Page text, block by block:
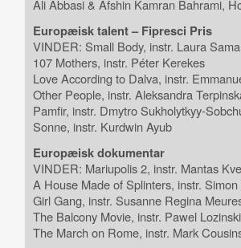
Ali Abbasi & Afshin Kamran Bahrami,
Europæisk talent – Fipresci Pris
VINDER: Small Body, instr. Laura
107 Mothers, instr. Péter Kerekes
Love According to Dalva, instr.
Other People, instr. Aleksandra
Pamfir, instr. Dmytro Sukholytkyy-
Sonne, instr. Kurdwin Ayub
Europæisk dokumentar
VINDER: Mariupolis 2, instr. Mantas
A House Made of Splinters, instr.
Girl Gang, instr. Susanne Regina
The Balcony Movie, instr. Pawel Lozinski
The March on Rome, instr. Mark